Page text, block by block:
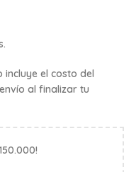
el costo del
al finalizar tu